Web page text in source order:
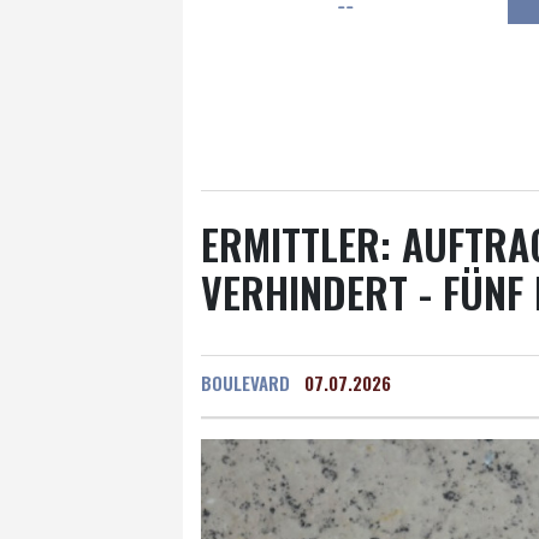
Frankfurt am Main
--
ERMITTLER:
VERHINDERT - FÜNF
BOULEVARD 07.07.2026